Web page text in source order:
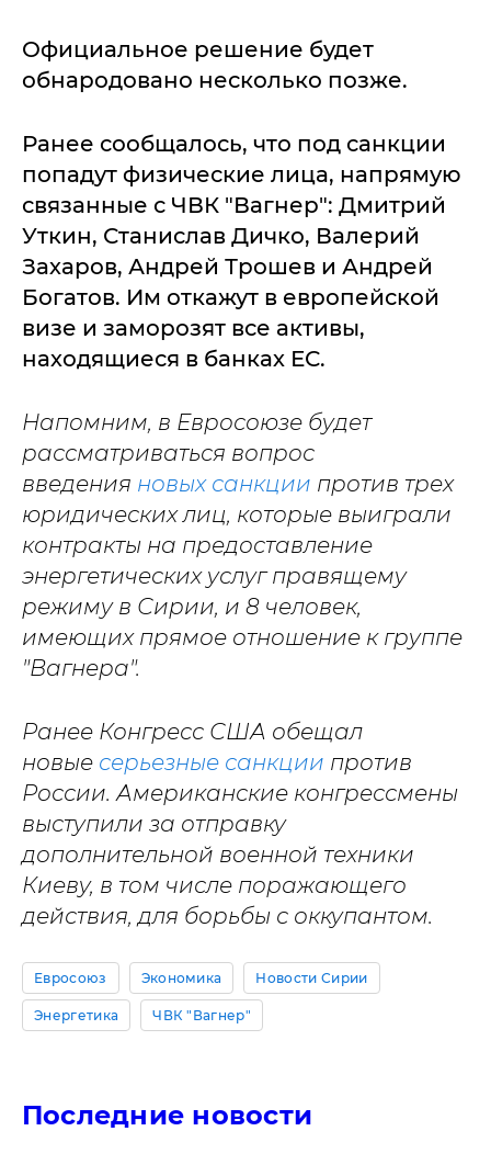
Официальное решение будет
обнародовано несколько позже.
Ранее сообщалось, что под санкции
попадут физические лица, напрямую
связанные с ЧВК "Вагнер": Дмитрий
Уткин, Станислав Дичко, Валерий
Захаров, Андрей Трошев и Андрей
Богатов. Им откажут в европейской
визе и заморозят все активы,
находящиеся в банках ЕС.
Напомним, в Евросоюзе будет
рассматриваться вопрос
введения новых санкции против трех
юридических лиц, которые выиграли
контракты на предоставление
энергетических услуг правящему
режиму в Сирии, и 8 человек,
имеющих прямое отношение к группе
"Вагнера".
Ранее Конгресс США обещал
новые серьезные санкции против
России. Американские конгрессмены
выступили за отправку
дополнительной военной техники
Киеву, в том числе поражающего
действия, для борьбы с оккупантом.
Евросоюз Экономика Новости Сирии
Энергетика ЧВК "Вагнер"
Последние новости